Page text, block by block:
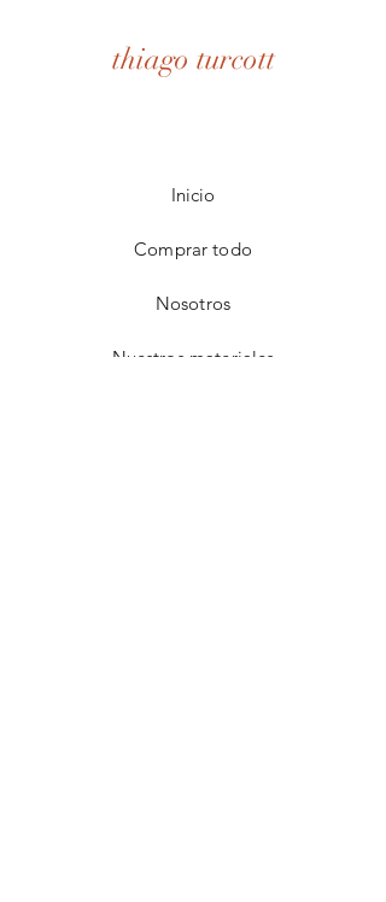
thiago turcott
Inicio
Comprar todo
Nosotros
Nuestros materiales